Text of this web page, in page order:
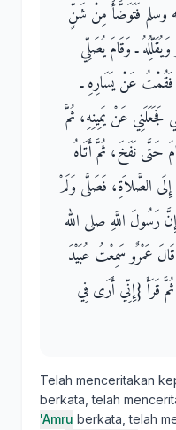
وسلم فَتَوَضَّأَ مِنْ شَنٍّ
ـ وَقَامَ يُصَلِّي
عَنْ يَسَارِهِ ـ
فَجَعَلَنِي عَنْ يَمِينِهِ، ثُمَّ
حَتَّى نَفَخَ، ثُمَّ أَتَاهُ
إِلَى الصَّلاَةِ، فَصَلَّى وَلَمْ
رَسُولَ اللَّهِ صلى الله
قَالَ عَمْرٌو سَمِعْتُ عُبَيْدَ
قَرَأَ ‏{‏إِنِّي أَرَى فِي
Telah menceritakan
berkata, telah
'Amru berkata, telah